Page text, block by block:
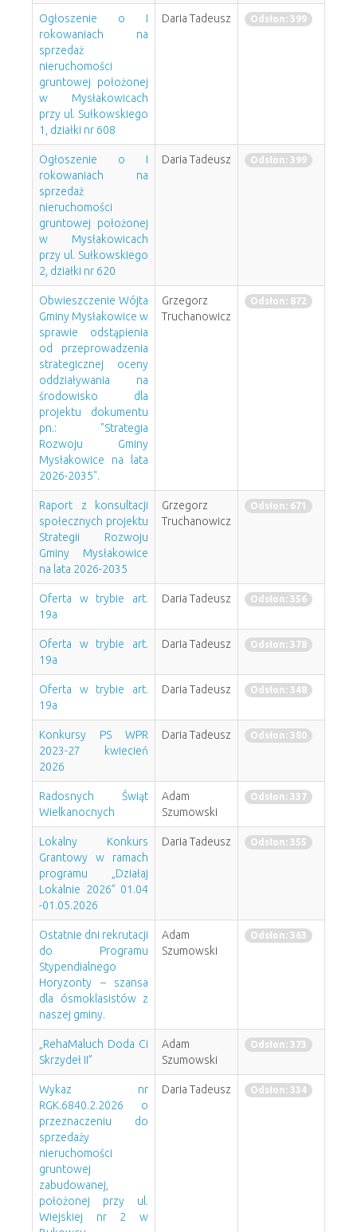
Ogłoszenie o I
rokowaniach na
sprzedaż
nieruchomości
gruntowej położonej
w Mysłakowicach
przy ul. Sułkowskiego
1, działki nr 608
Daria Tadeusz Odsłon: 399
Ogłoszenie o I
rokowaniach na
sprzedaż
nieruchomości
gruntowej położonej
w Mysłakowicach
przy ul. Sułkowskiego
2, działki nr 620
Daria Tadeusz Odsłon: 399
Obwieszczenie Wójta
Gminy Mysłakowice w
sprawie odstąpienia
od przeprowadzenia
strategicznej oceny
oddziaływania na
środowisko dla
projektu dokumentu
pn.: "Strategia
Rozwoju Gminy
Mysłakowice na lata
2026-2035".
Grzegorz
Truchanowicz
Odsłon: 872
Raport z konsultacji
społecznych projektu
Strategii Rozwoju
Gminy Mysłakowice
na lata 2026-2035
Grzegorz
Truchanowicz
Odsłon: 671
Oferta w trybie art.
19a
Daria Tadeusz Odsłon: 356
Oferta w trybie art.
19a
Daria Tadeusz Odsłon: 378
Oferta w trybie art.
19a
Daria Tadeusz Odsłon: 348
Konkursy PS WPR
2023-27 kwiecień
2026
Daria Tadeusz Odsłon: 380
Radosnych Świąt
Wielkanocnych
Adam
Szumowski
Odsłon: 337
Lokalny Konkurs
Grantowy w ramach
programu „Działaj
Lokalnie 2026” 01.04
-01.05.2026
Daria Tadeusz Odsłon: 355
Ostatnie dni rekrutacji
do Programu
Stypendialnego
Horyzonty – szansa
dla ósmoklasistów z
naszej gminy.
Adam
Szumowski
Odsłon: 363
„RehaMaluch Doda Ci
Skrzydeł II”
Adam
Szumowski
Odsłon: 373
Wykaz nr
RGK.6840.2.2026 o
przeznaczeniu do
sprzedaży
nieruchomości
gruntowej
zabudowanej,
położonej przy ul.
Wiejskiej nr 2 w
Daria Tadeusz Odsłon: 334